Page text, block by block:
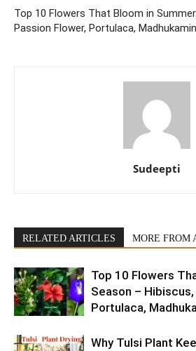
Top 10 Flowers That Bloom in
Passion Flower, Portulaca,
Sudeepti
RELATED ARTICLES MORE FROM
Top 10 Flowers
Season –
Portulaca,
Why Tulsi Plant